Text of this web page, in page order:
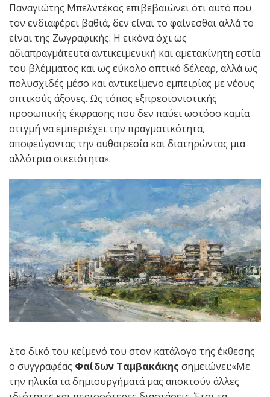
Παναγιώτης Μπελντέκος επιβεβαιώνει ότι αυτό που
τον ενδιαφέρει βαθιά, δεν είναι το φαίνεσθαι αλλά το
είναι της Ζωγραφικής. Η εικόνα όχι ως
αδιαπραγμάτευτα αντικειμενική και αμετακίνητη εστία
του βλέμματος και ως εύκολο οπτικό δέλεαρ, αλλά ως
πολυσχιδές μέσο και αντικείμενο εμπειρίας με νέους
οπτικούς άξονες. Ως τόπος εξπρεσιονιστικής
προσωπικής έκφρασης που δεν παύει ωστόσο καμία
στιγμή να εμπεριέχει την πραγματικότητα,
αποφεύγοντας την αυθαιρεσία και διατηρώντας μια
αλλότρια οικειότητα».
Στο δικό του κείμενό του στον κατάλογο της έκθεσης
ο συγγραφέας Φαίδων Ταμβακάκης σημειώνει:«Με
την ηλικία τα δημιουργήματά μας αποκτούν άλλες